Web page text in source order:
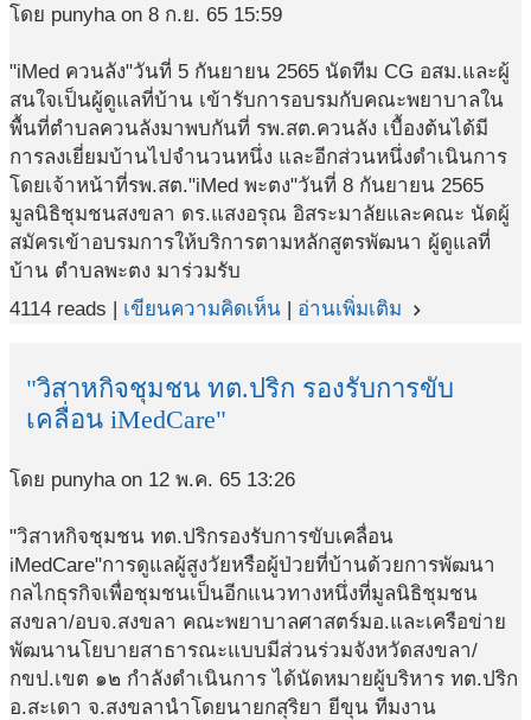
โดย punyha on 8 ก.ย. 65 15:59
"iMed ควนลัง"วันที่ 5 กันยายน 2565 นัดทีม CG อสม.และผู้
สนใจเป็นผู้ดูแลที่บ้าน เข้ารับการอบรมกับคณะพยาบาลใน
พื้นที่ตำบลควนลังมาพบกันที่ รพ.สต.ควนลัง เบื้องต้นได้มี
การลงเยี่ยมบ้านไปจำนวนหนึ่ง และอีกส่วนหนึ่งดำเนินการ
โดยเจ้าหน้าที่รพ.สต."iMed พะตง"วันที่ 8 กันยายน 2565
มูลนิธิชุมชนสงขลา ดร.แสงอรุณ อิสระมาลัยและคณะ นัดผู้
สมัครเข้าอบรมการให้บริการตามหลักสูตรพัฒนา ผู้ดูแลที่
บ้าน ตำบลพะตง มาร่วมรับ
4114 reads | เขียนความคิดเห็น | อ่านเพิ่มเติม navigate_next
"วิสาหกิจชุมชน ทต.ปริก รองรับการขับ
เคลื่อน iMedCare"
โดย punyha on 12 พ.ค. 65 13:26
"วิสาหกิจชุมชน ทต.ปริกรองรับการขับเคลื่อน
iMedCare"การดูแลผู้สูงวัยหรือผู้ป่วยที่บ้านด้วยการพัฒนา
กลไกธุรกิจเพื่อชุมชนเป็นอีกแนวทางหนึ่งที่มูลนิธิชุมชน
สงขลา/อบจ.สงขลา คณะพยาบาลศาสตร์มอ.และเครือข่าย
พัฒนานโยบายสาธารณะแบบมีส่วนร่วมจังหวัดสงขลา/
กขป.เขต ๑๒ กำลังดำเนินการ ได้นัดหมายผู้บริหาร ทต.ปริก
อ.สะเดา จ.สงขลานำโดยนายกสุริยา ยีขุน ทีมงาน